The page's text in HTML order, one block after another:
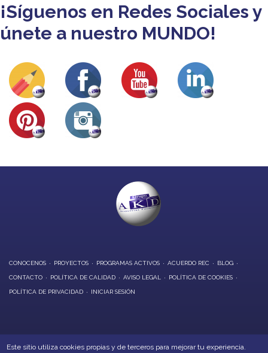
¡Síguenos en Redes Sociales y
únete a nuestro MUNDO!
CONOCENOS PROYECTOS PROGRAMAS ACTIVOS ACUERDO REC BLOG
CONTACTO POLÍTICA DE CALIDAD AVISO LEGAL POLÍTICA DE COOKIES
POLÍTICA DE PRIVACIDAD INICIAR SESIÓN
Este sitio utiliza cookies propias y de terceros para mejorar tu experiencia.